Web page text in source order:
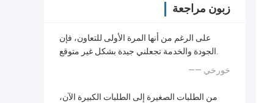
زبون مراجعة
على الرغم من أنها المرة الأولى للتعاون، فإن
الجودة والخدمة تجعلني جيدة بشكل غير متوقع.
—— خورخي
من الطلبات الصغيرة إلى الطلبات الكبيرة الآن،